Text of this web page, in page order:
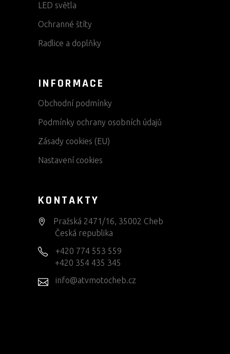
LED světla
Ochranné štíty
Radlice a doplňky
INFORMACE
Obchodní podmínky
Podmínky ochrany osobních údajů
Zásady cookies (EU)
Nastavení cookies
KONTAKTY
Pražská 2471/16, 35002 Cheb
Česká republika
+420 774 553 559
+420 354 435 345
info@atvmotocheb.cz